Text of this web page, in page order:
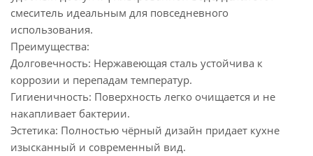
смеситель идеальным для повседневного
использования.
Преимущества:
Долговечность: Нержавеющая сталь устойчива к
коррозии и перепадам температур.
Гигиеничность: Поверхность легко очищается и не
накапливает бактерии.
Эстетика: Полностью чёрный дизайн придает кухне
изысканный и современный вид.